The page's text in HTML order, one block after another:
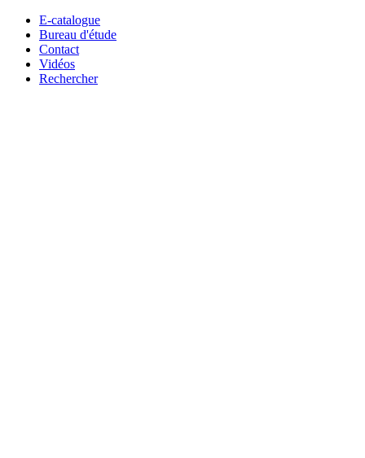
E-catalogue
Bureau d'étude
Contact
Vidéos
Rechercher